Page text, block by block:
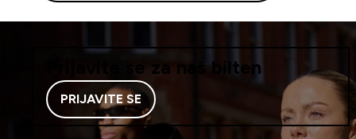
Prijavite se za naš bilten
PRIJAVITE SE